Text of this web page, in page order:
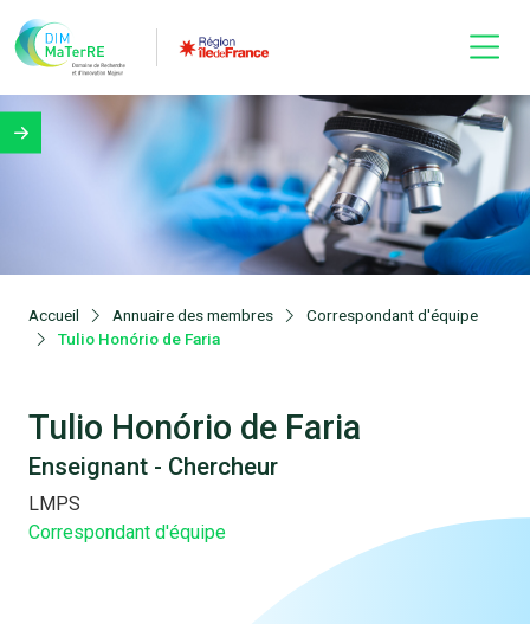
Accueil Annuaire des membres
Correspondant d'équipe
Tulio Honório de Faria
Tulio Honório de Faria
Enseignant - Chercheur
LMPS
Correspondant d'équipe